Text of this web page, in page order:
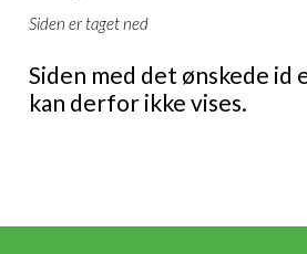
Siden er taget ned
Siden med det ønskede id
kan derfor ikke vises.